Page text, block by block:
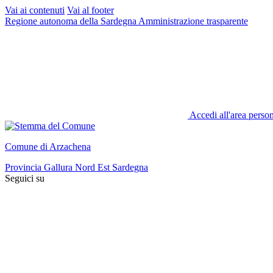
Vai ai contenuti Vai al footer
Regione autonoma della Sardegna Amministrazione trasparente
Accedi all'area
Comune di Arzachena
Provincia Gallura Nord Est Sardegna
Seguici su